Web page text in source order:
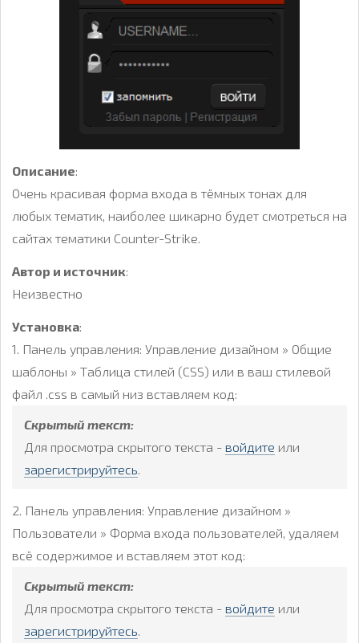
Описание:
Очень красивая форма входа в тёмных тонах для
любых тематик, наиболее шикарно будет смотреться на
сайтах тематики Counter-Strike.
Автор и источник:
Неизвестно
Установка:
1. Панель управления: Управление дизайном » Общие
шаблоны » Таблица стилей (CSS) или в ваш стилевой
файл .css в самый низ вставляем код:
Скрытый текст:
Для просмотра скрытого текста - войдите или
зарегистрируйтесь.
2. Панель управления: Управление дизайном »
Пользователи » Форма входа пользователей, удаляем
всё содержимое и вставляем этот код:
Скрытый текст:
Для просмотра скрытого текста - войдите или
зарегистрируйтесь.